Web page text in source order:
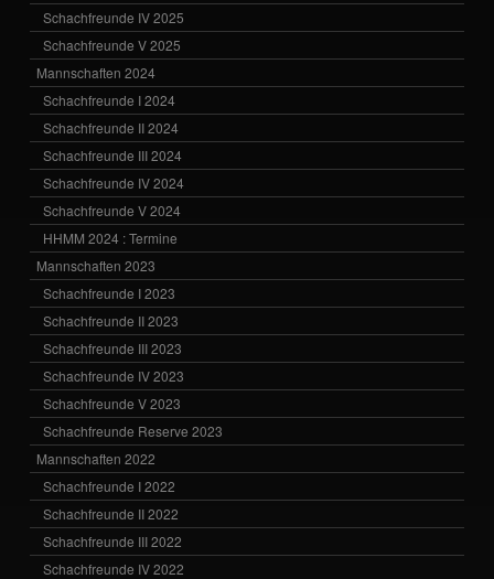
Schachfreunde IV 2025
Schachfreunde V 2025
Mannschaften 2024
Schachfreunde I 2024
Schachfreunde II 2024
Schachfreunde III 2024
Schachfreunde IV 2024
Schachfreunde V 2024
HHMM 2024 : Termine
Mannschaften 2023
Schachfreunde I 2023
Schachfreunde II 2023
Schachfreunde III 2023
Schachfreunde IV 2023
Schachfreunde V 2023
Schachfreunde Reserve 2023
Mannschaften 2022
Schachfreunde I 2022
Schachfreunde II 2022
Schachfreunde III 2022
Schachfreunde IV 2022